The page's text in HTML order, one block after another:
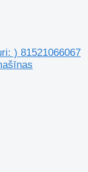
) 81521066067